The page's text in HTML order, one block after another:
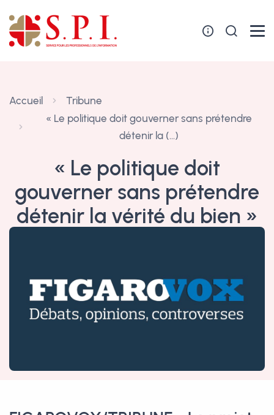
Accueil
Tribune
« Le politique doit gouverner sans prétendre
détenir la (…)
« Le politique doit
gouverner sans prétendre
détenir la vérité du bien »